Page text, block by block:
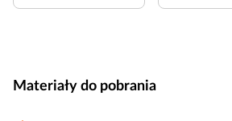
Materiały do pobrania